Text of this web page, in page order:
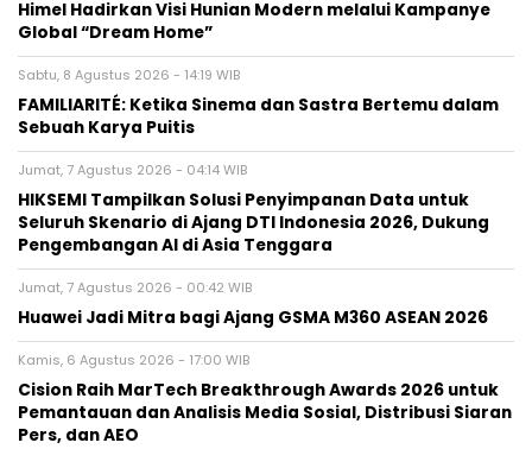
Himel Hadirkan Visi Hunian Modern melalui Kampanye
Global “Dream Home”
Sabtu, 8 Agustus 2026 - 14:19 WIB
FAMILIARITÉ: Ketika Sinema dan Sastra Bertemu dalam
Sebuah Karya Puitis
Jumat, 7 Agustus 2026 - 04:14 WIB
HIKSEMI Tampilkan Solusi Penyimpanan Data untuk
Seluruh Skenario di Ajang DTI Indonesia 2026, Dukung
Pengembangan AI di Asia Tenggara
Jumat, 7 Agustus 2026 - 00:42 WIB
Huawei Jadi Mitra bagi Ajang GSMA M360 ASEAN 2026
Kamis, 6 Agustus 2026 - 17:00 WIB
Cision Raih MarTech Breakthrough Awards 2026 untuk
Pemantauan dan Analisis Media Sosial, Distribusi Siaran
Pers, dan AEO